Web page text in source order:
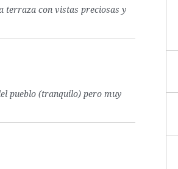
terraza con vistas preciosas y
pueblo (tranquilo) pero muy